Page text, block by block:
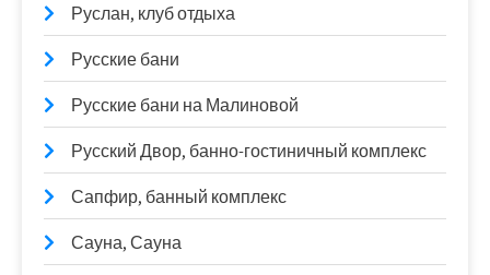
Руслан, клуб отдыха
Русские бани
Русские бани на Малиновой
Русский Двор, банно-гостиничный комплекс
Сапфир, банный комплекс
Сауна, Сауна